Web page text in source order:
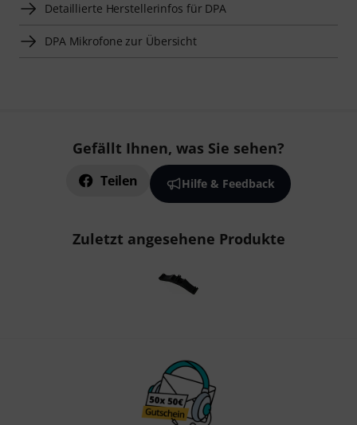
Detaillierte Herstellerinfos für DPA
DPA Mikrofone zur Übersicht
Gefällt Ihnen, was Sie sehen?
Teilen Hilfe & Feedback
Zuletzt angesehene Produkte